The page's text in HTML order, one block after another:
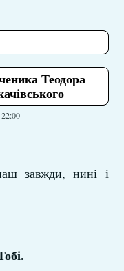
Теодора
завжди, нині і